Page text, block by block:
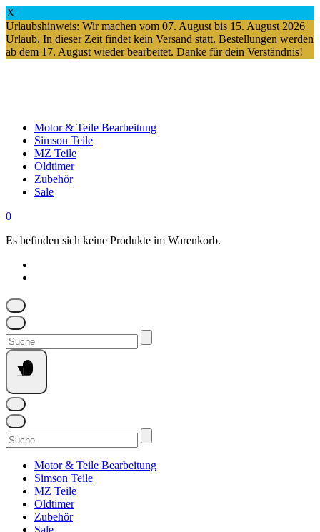
X
Urlaubshinweis: Wir machen vom 07. August bis 15. August 2026
Urlaub. In dieser Zeit findet kein Versand statt. Bestellungen werden
ab dem 17. August wieder bearbeitet. Danke für dein Verständnis!
Motor & Teile Bearbeitung
Simson Teile
MZ Teile
Oldtimer
Zubehör
Sale
0
Es befinden sich keine Produkte im Warenkorb.
Suchen
nach:
Suchen
nach:
Motor & Teile Bearbeitung
Simson Teile
MZ Teile
Oldtimer
Zubehör
Sale